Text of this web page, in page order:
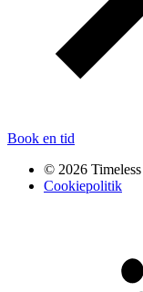
Book en tid
© 2026 Timeless
Cookiepolitik